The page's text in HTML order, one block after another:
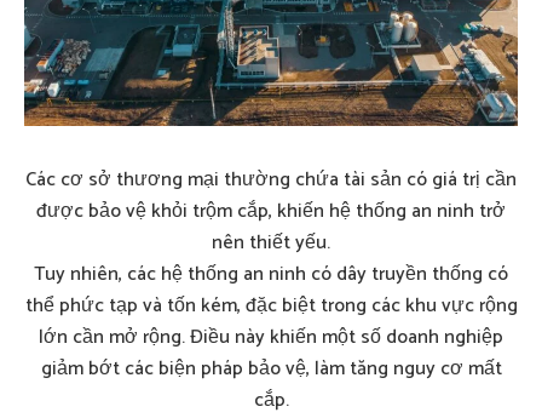
Các cơ sở thương mại thường chứa tài sản có giá trị cần
được bảo vệ khỏi trộm cắp, khiến hệ thống an ninh trở
nên thiết yếu.
Tuy nhiên, các hệ thống an ninh có dây truyền thống có
thể phức tạp và tốn kém, đặc biệt trong các khu vực rộng
lớn cần mở rộng. Điều này khiến một số doanh nghiệp
giảm bớt các biện pháp bảo vệ, làm tăng nguy cơ mất
cắp.